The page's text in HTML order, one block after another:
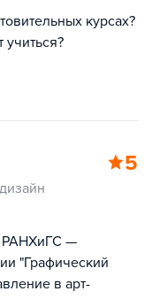
курсах?
учиться?
5
РАНХиГС —
"Графический
в арт-